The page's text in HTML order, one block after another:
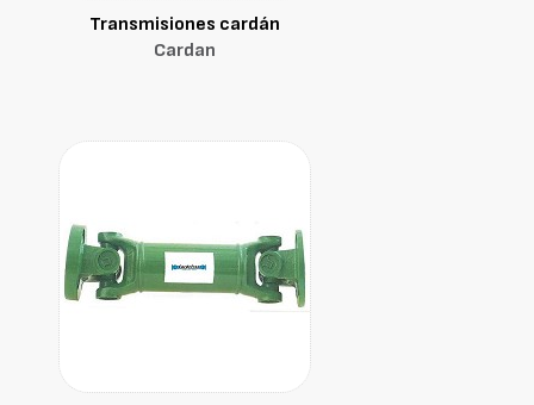
Transmisiones cardán
Cardan